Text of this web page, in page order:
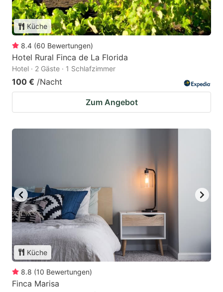
Küche
8.4 (60 Bewertungen)
Hotel Rural Finca de La Florida
Hotel · 2 Gäste · 1 Schlafzimmer
100 € /Nacht
Zum Angebot
Küche
8.8 (10 Bewertungen)
Finca Marisa